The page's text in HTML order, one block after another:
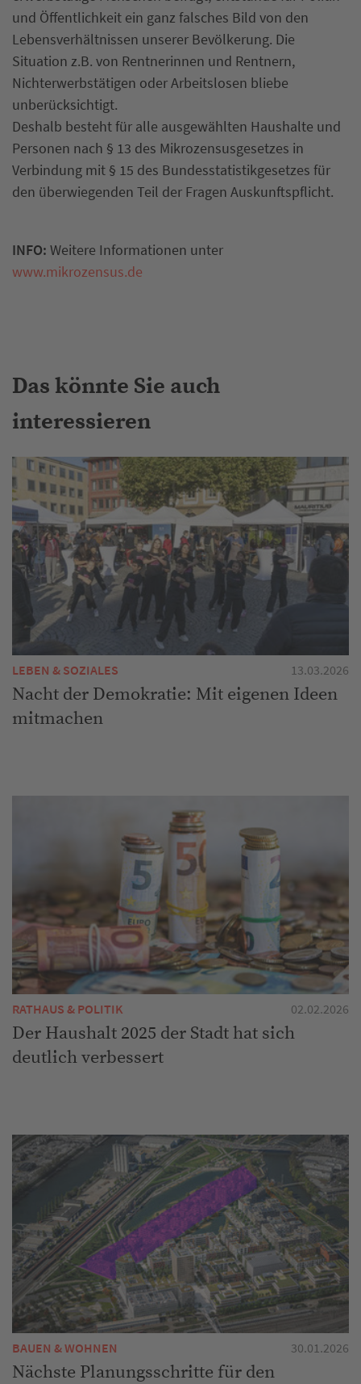
und Öffentlichkeit ein ganz falsches Bild von den
Lebensverhältnissen unserer Bevölkerung. Die
Situation z.B. von Rentnerinnen und Rentnern,
Nichterwerbstätigen oder Arbeitslosen bliebe
unberücksichtigt.
Deshalb besteht für alle ausgewählten Haushalte und
Personen nach § 13 des Mikrozensusgesetzes in
Verbindung mit § 15 des Bundesstatistikgesetzes für
den überwiegenden Teil der Fragen Auskunftspflicht.
INFO: Weitere Informationen unter
www.mikrozensus.de
Das könnte Sie auch
interessieren
LEBEN & SOZIALES 13.03.2026
Nacht der Demokratie: Mit eigenen Ideen
mitmachen
RATHAUS & POLITIK 02.02.2026
Der Haushalt 2025 der Stadt hat sich
deutlich verbessert
BAUEN & WOHNEN 30.01.2026
Nächste Planungsschritte für den